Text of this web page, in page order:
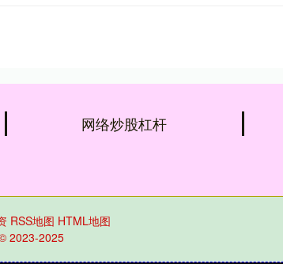
网络炒股杠杆
RSS地图 HTML地图
2023-2025